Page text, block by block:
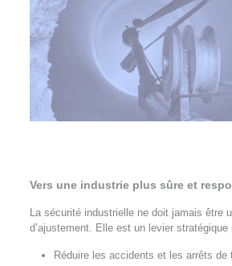
Vers une industrie plus sûre et
La sécurité industrielle ne doit jamais être
d’ajustement. Elle est un levier stratégique
Réduire les accidents et les arrêts de